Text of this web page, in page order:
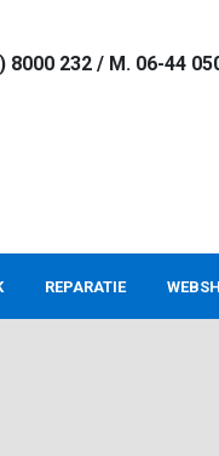
8000 232 / M. 06-44
REPARATIE